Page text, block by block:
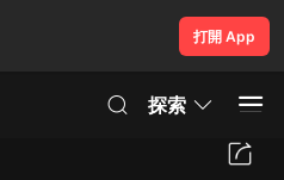
打開 App
探索